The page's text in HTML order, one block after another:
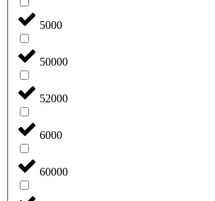
5000
50000
52000
6000
60000